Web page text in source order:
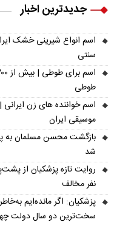
جدیدترین اخبار
اسم انواع شیرینی خشک
سنتی
طوطی
اسم خواننده های زن
موسیقی ایران
بازگشت محسن مسلمان به
شد
نفر مخالف
پزشکیان: اگر مانده‌ایم
سخت‌ترین دو سال دولت